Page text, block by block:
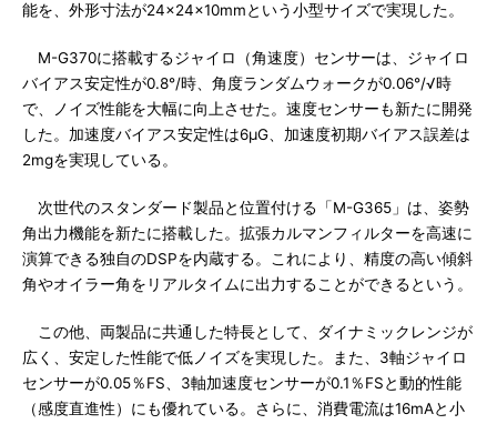
能を、外形寸法が24×24×10mmという小型サイズで実現した。
M-G370に搭載するジャイロ（角速度）センサーは、ジャイロ
バイアス安定性が0.8°/時、角度ランダムウォークが0.06°/√時
で、ノイズ性能を大幅に向上させた。速度センサーも新たに開発
した。加速度バイアス安定性は6μG、加速度初期バイアス誤差は
2mgを実現している。
次世代のスタンダード製品と位置付ける「M-G365」は、姿勢
角出力機能を新たに搭載した。拡張カルマンフィルターを高速に
演算できる独自のDSPを内蔵する。これにより、精度の高い傾斜
角やオイラー角をリアルタイムに出力することができるという。
この他、両製品に共通した特長として、ダイナミックレンジが
広く、安定した性能で低ノイズを実現した。また、3軸ジャイロ
センサーが0.05％FS、3軸加速度センサーが0.1％FSと動的性能
（感度直進性）にも優れている。さらに、消費電流は16mAと小